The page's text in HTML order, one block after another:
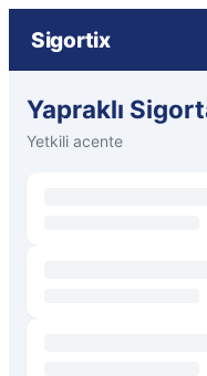
Sigortix
Yapraklı
Yetkili acente